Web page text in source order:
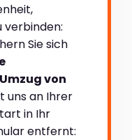
verbinden:
Sie sich
von
uns an Ihrer
in Ihr
entfernt: